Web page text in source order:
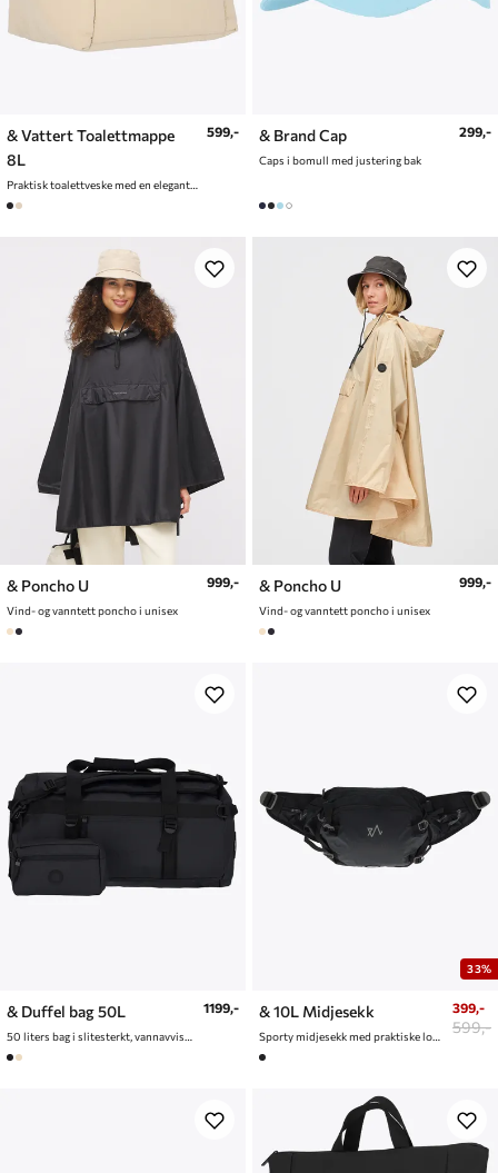
& Vattert Toalettmappe
8L
Praktisk toalettveske med en elegant og vattert finish
599,- & Brand Cap
Caps i bomull med justering bak
299,-
& Poncho U
Vind- og vanntett poncho i unisex
999,- & Poncho U
Vind- og vanntett poncho i unisex
999,-
& Duffel bag 50L
50 liters bag i slitesterkt, vannavvisende materiale
1199,-
33%
& 10L Midjesekk
Sporty midjesekk med praktiske lommer
399,-
599,-